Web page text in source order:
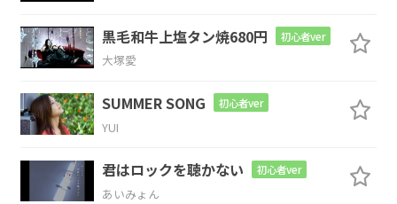
知ら
F
ない人だらけの 隙間で 立ち 止ま
る
遠くに旅 立った君に
黒毛和牛上塩タン焼680円 初心者ver
大塚愛
SUMMER SONG 初心者ver
YUI
君はロックを聴かない 初心者ver
あいみょん